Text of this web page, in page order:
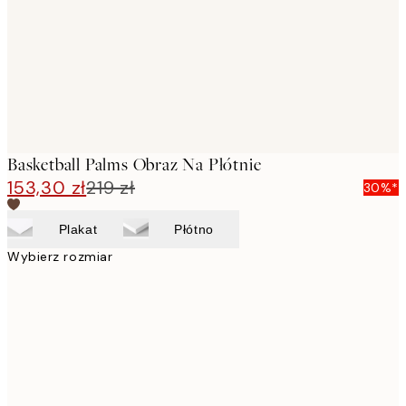
Basketball Palms Obraz Na Płótnie
153,30 zł219 zł 30%*
Plakat Płótno
Wybierz rozmiar